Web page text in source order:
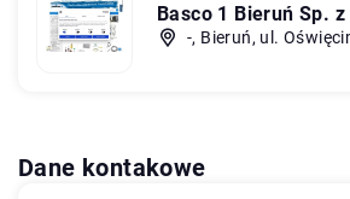
Basco 1 Bieruń Sp.
-, Bieruń, ul.
Dane kontakowe